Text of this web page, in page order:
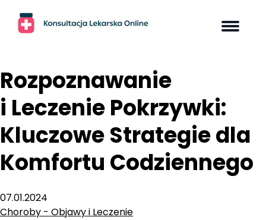
content
Rozpoznawanie
i Leczenie Pokrzywki:
Kluczowe Strategie dla
Komfortu Codziennego
07.01.2024
Choroby - Objawy i Leczenie